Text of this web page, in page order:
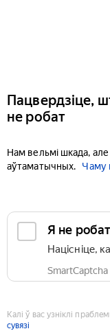
Пацвердзіце,
не робат
Нам вельмі шкада,
аўтаматычных.
Чаму
Я не робат
Націсніце,
SmartCaptcha
Калі ў вас узніклі
сувязі